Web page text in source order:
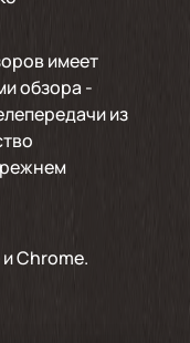
имеет
обзора -
из
иChrome.